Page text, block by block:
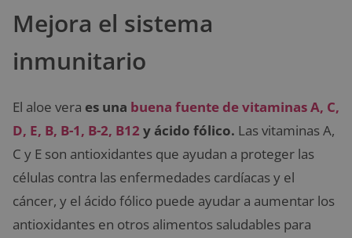
Mejora el sistema
inmunitario
El aloe vera es una buena fuente de vitaminas A, C,
D, E, B, B-1, B-2, B12 y ácido fólico. Las vitaminas A,
C y E son antioxidantes que ayudan a proteger las
células contra las enfermedades cardíacas y el
cáncer, y el ácido fólico puede ayudar a aumentar los
antioxidantes en otros alimentos saludables para